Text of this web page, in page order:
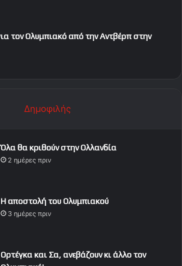
τον Ολυμπιακό από την Αντβέρπ στην
Δημοφιλής
Όλα θα κριθούν στην Ολλανδία
2 ημέρες πριν
Η αποστολή του Ολυμπιακού
3 ημέρες πριν
Ορτέγκα και Σα, ανεβάζουν κι άλλο τον